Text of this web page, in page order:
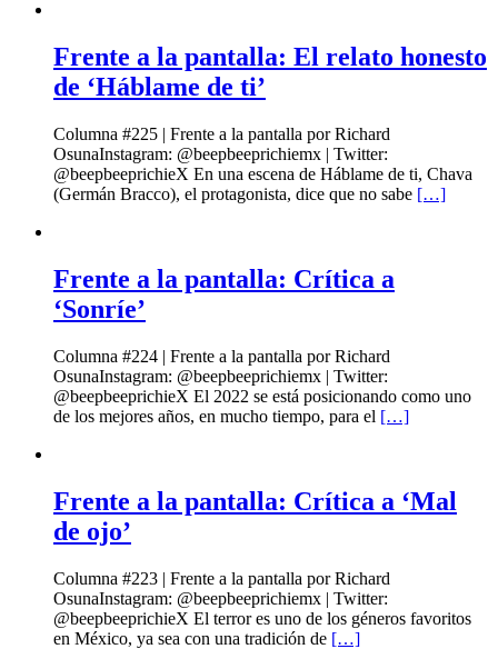
Frente a la pantalla: El relato honesto
de ‘Háblame de ti’
Columna #225 | Frente a la pantalla por Richard
OsunaInstagram: @beepbeeprichiemx | Twitter:
@beepbeeprichieX En una escena de Háblame de ti, Chava
(Germán Bracco), el protagonista, dice que no sabe […]
Frente a la pantalla: Crítica a
‘Sonríe’
Columna #224 | Frente a la pantalla por Richard
OsunaInstagram: @beepbeeprichiemx | Twitter:
@beepbeeprichieX El 2022 se está posicionando como uno
de los mejores años, en mucho tiempo, para el […]
Frente a la pantalla: Crítica a ‘Mal
de ojo’
Columna #223 | Frente a la pantalla por Richard
OsunaInstagram: @beepbeeprichiemx | Twitter:
@beepbeeprichieX El terror es uno de los géneros favoritos
en México, ya sea con una tradición de […]